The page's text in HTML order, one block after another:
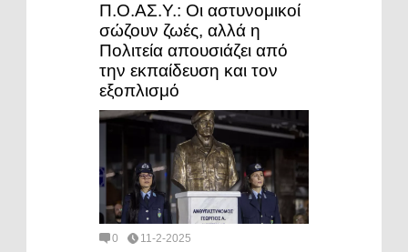
Π.Ο.ΑΣ.Υ.: Οι αστυνομικοί
σώζουν ζωές, αλλά η
Πολιτεία απουσιάζει από
την εκπαίδευση και τον
εξοπλισμό
0 11-2-2025